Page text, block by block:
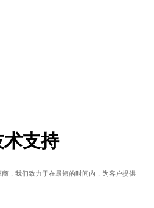
支持
，我们致力于在最短的时间内，为客户提供